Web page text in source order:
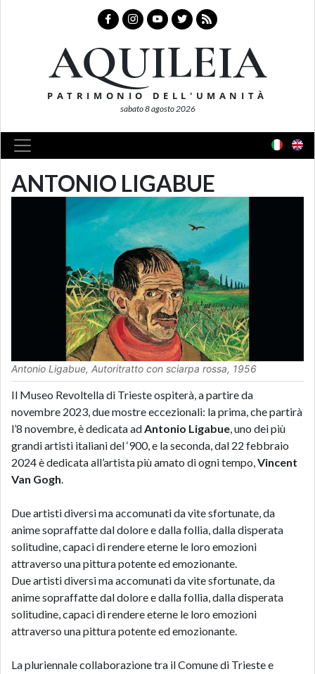
AQUILEIA
PATRIMONIO DELL'UMANITÀ
sabato 8 agosto 2026
ANTONIO LIGABUE
Antonio Ligabue, Autoritratto con sciarpa rossa, 1956
Il Museo Revoltella di Trieste ospiterà, a partire da
novembre 2023, due mostre eccezionali: la prima, che partirà
l’8 novembre, è dedicata adAntonio Ligabue, uno dei più
grandi artisti italiani del ‘900, e la seconda, dal 22 febbraio
2024 è dedicata all’artista più amato di ogni tempo,Vincent
Van Gogh.
Due artisti diversi ma accomunati da vite sfortunate, da
anime sopraffatte dal dolore e dalla follia, dalla disperata
solitudine, capaci di rendere eterne le loro emozioni
attraverso una pittura potente ed emozionante.
Due artisti diversi ma accomunati da vite sfortunate, da
anime sopraffatte dal dolore e dalla follia, dalla disperata
solitudine, capaci di rendere eterne le loro emozioni
attraverso una pittura potente ed emozionante.
La pluriennale collaborazione tra il Comune di Trieste e